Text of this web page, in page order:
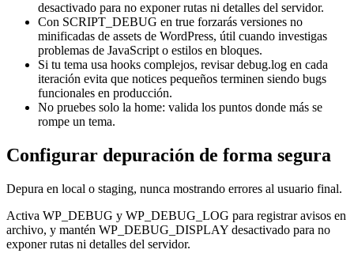
desactivado para no exponer rutas ni detalles del servidor.
Con SCRIPT_DEBUG en true forzarás versiones no
minificadas de assets de WordPress, útil cuando investigas
problemas de JavaScript o estilos en bloques.
Si tu tema usa hooks complejos, revisar debug.log en cada
iteración evita que notices pequeños terminen siendo bugs
funcionales en producción.
No pruebes solo la home: valida los puntos donde más se
rompe un tema.
Configurar depuración de forma segura
Depura en local o staging, nunca mostrando errores al usuario final.
Activa WP_DEBUG y WP_DEBUG_LOG para registrar avisos en
archivo, y mantén WP_DEBUG_DISPLAY desactivado para no
exponer rutas ni detalles del servidor.